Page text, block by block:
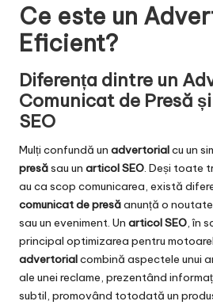
Ce este un
Eficient?
Diferența dintre un
Comunicat de Presă
SEO
Mulți confundă un advertorialcu un
presăsau un articol SEO. Deși toate
au ca scop comunicarea, există
comunicat de presăanunță o
sau un eveniment. Un articol SEO, în
principal optimizarea pentru
advertorialcombină aspectele unui
ale unei reclame, prezentând
subtil, promovând totodată un